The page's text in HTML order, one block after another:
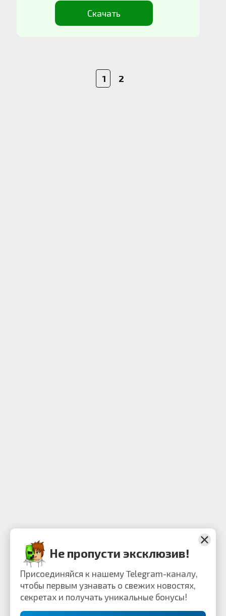
Скачать
1 2
Не пропусти эксклюзив!
Присоединяйся к нашему Telegram-каналу,
чтобы первым узнавать о свежих новостях,
секретах и получать уникальные бонусы!